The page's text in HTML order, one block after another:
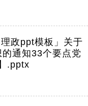
政ppt模板」关于
通知33个要点党
.pptx